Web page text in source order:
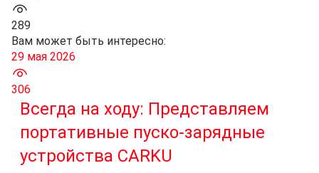
289
Вам может быть интересно:
29 мая 2026
306
Всегда на ходу: Представляем
портативные пуско-зарядные
устройства CARKU